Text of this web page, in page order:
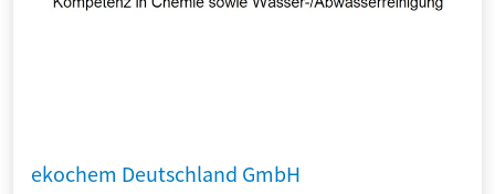
ekochem Deutschland GmbH